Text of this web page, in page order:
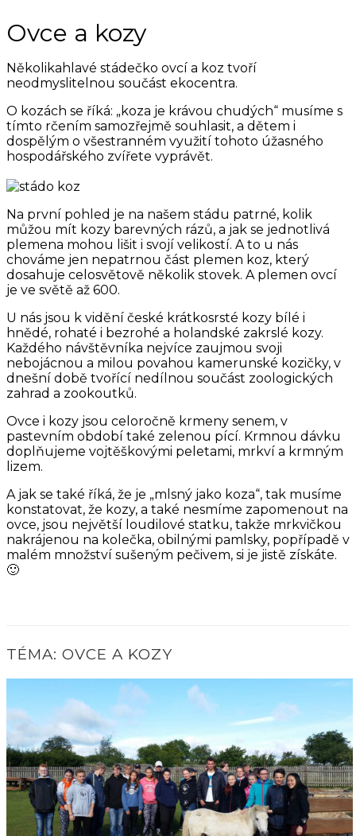
Ovce a kozy
Několikahlavé stádečko ovcí a koz tvoří
neodmyslitelnou součást ekocentra.
O kozách se říká: „koza je krávou chudých“ musíme s
tímto rčením samozřejmě souhlasit, a dětem i
dospělým o všestranném využití tohoto úžasného
hospodářského zvířete vyprávět.
Na první pohled je na našem stádu patrné, kolik
můžou mít kozy barevných rázů, a jak se jednotlivá
plemena mohou lišit i svojí velikostí. A to u nás
chováme jen nepatrnou část plemen koz, který
dosahuje celosvětově několik stovek. A plemen ovcí
je ve světě až 600.
U nás jsou k vidění české krátkosrsté kozy bílé i
hnědé, rohaté i bezrohé a holandské zakrslé kozy.
Každého návštěvníka nejvíce zaujmou svoji
nebojácnou a milou povahou kamerunské kozičky, v
dnešní době tvořící nedílnou součást zoologických
zahrad a zookoutků.
Ovce i kozy jsou celoročně krmeny senem, v
pastevním období také zelenou pící. Krmnou dávku
doplňujeme vojtěškovými peletami, mrkví a krmným
lizem.
A jak se také říká, že je „mlsný jako koza“, tak musíme
konstatovat, že kozy, a také nesmíme zapomenout na
ovce, jsou největší loudilové statku, takže mrkvičkou
nakrájenou na kolečka, obilnými pamlsky, popřípadě v
malém množství sušeným pečivem, si je jistě získáte.
🙂
TÉMA: OVCE A KOZY